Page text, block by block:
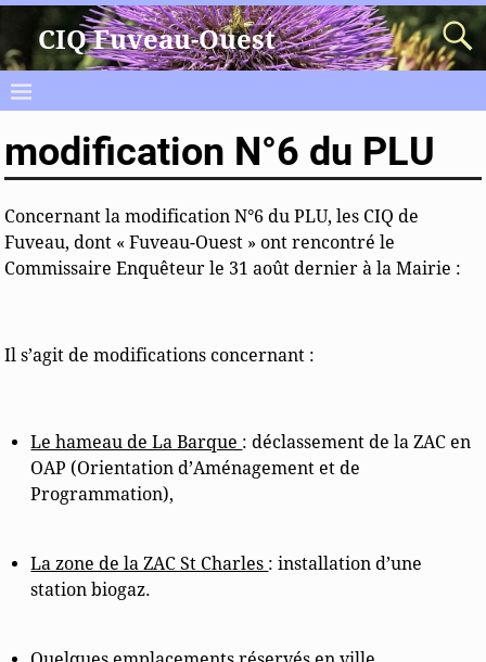
CIQ Fuveau-Ouest
modification N°6 du PLU
Concernant la modification N°6 du PLU, les CIQ de
Fuveau, dont « Fuveau-Ouest » ont rencontré le
Commissaire Enquêteur le 31 août dernier à la Mairie :
Il s’agit de modifications concernant :
Le hameau de La Barque : déclassement de la ZAC en
OAP (Orientation d’Aménagement et de
Programmation),
La zone de la ZAC St Charles : installation d’une
station biogaz.